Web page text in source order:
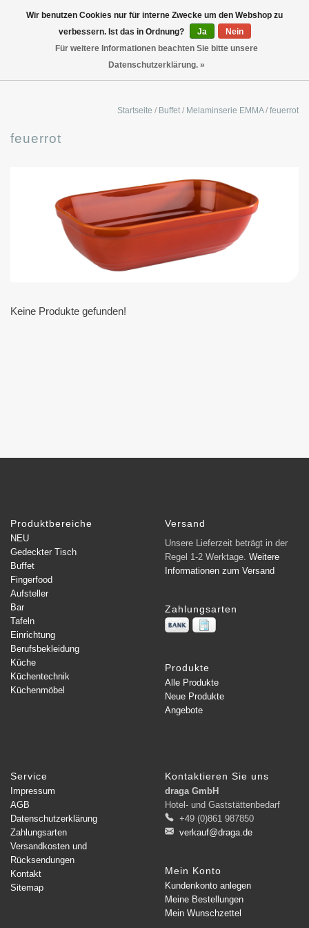
Startseite / Buffet / Melaminserie EMMA/ feuerrot
feuerrot
Keine Produkte gefunden!
Produktbereiche
NEU
Gedeckter Tisch
Buffet
Fingerfood
Aufsteller
Bar
Tafeln
Einrichtung
Berufsbekleidung
Küche
Küchentechnik
Küchenmöbel
Versand
Unsere Lieferzeit beträgt in der
Regel 1-2 Werktage. Weitere
Informationen zum Versand
Zahlungsarten
Produkte
Alle Produkte
Neue Produkte
Angebote
Service
Impressum
AGB
Datenschutzerklärung
Zahlungsarten
Versandkosten und
Rücksendungen
Kontakt
Sitemap
Kontaktieren Sie uns
draga GmbH
Hotel- und Gaststättenbedarf
+49 (0)861 987850
verkauf@draga.de
Mein Konto
Kundenkonto anlegen
Meine Bestellungen
Mein Wunschzettel
Wir benutzen Cookies nur für interne Zwecke um den Webshop zu
verbessern. Ist das in Ordnung?
Ja
Nein
Für weitere Informationen beachten Sie bitte unsere
Datenschutzerklärung. »